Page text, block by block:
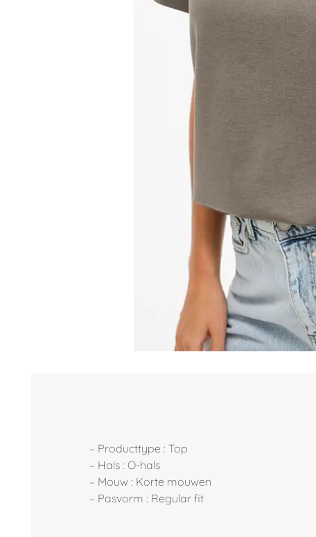
– Producttype : Top
– Hals : O-hals
– Mouw : Korte mouwen
– Pasvorm : Regular fit